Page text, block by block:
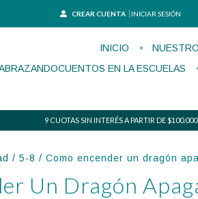
CREAR CUENTA INICIAR SESIÓN
INICIO
EN LA ESCUELAS
9 CUOTAS SIN INTERÉS A PARTIR DE $100.000
/ 5-8 / Como encender un dragón
Un Dragón